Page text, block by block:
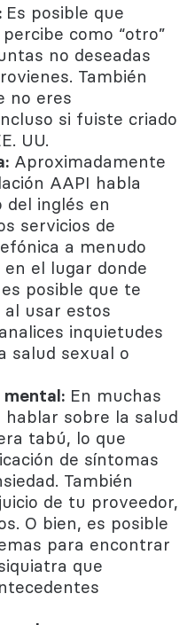
Es posible que
como “otro”
no deseadas
También
no eres
si fuiste criado
UU.
Aproximadamente
AAPI habla
del inglés en
servicios de
a menudo
el lugar donde
posible que te
al usar estos
inquietudes
salud sexual o
mental: En muchas
sobre la salud
tabú, lo que
de síntomas
También
de tu proveedor,
O bien, es posible
para encontrar
que